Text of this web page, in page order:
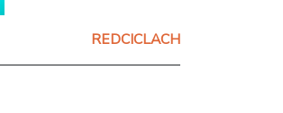
REDCICLACH